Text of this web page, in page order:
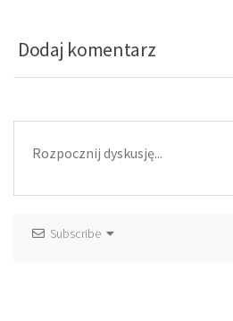
Dodaj komentarz
Subscribe